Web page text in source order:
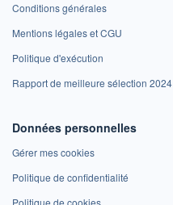
Conditions générales
Mentions légales et CGU
Politique d'exécution
Rapport de meilleure sélection 2024
Données personnelles
Gérer mes cookies
Politique de confidentialité